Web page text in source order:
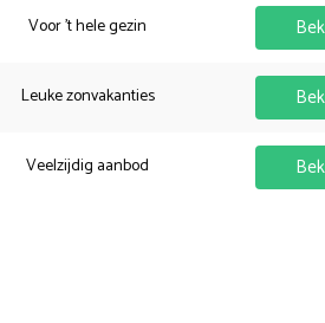
Voor 't hele gezin
Leuke zonvakanties
Veelzijdig aanbod